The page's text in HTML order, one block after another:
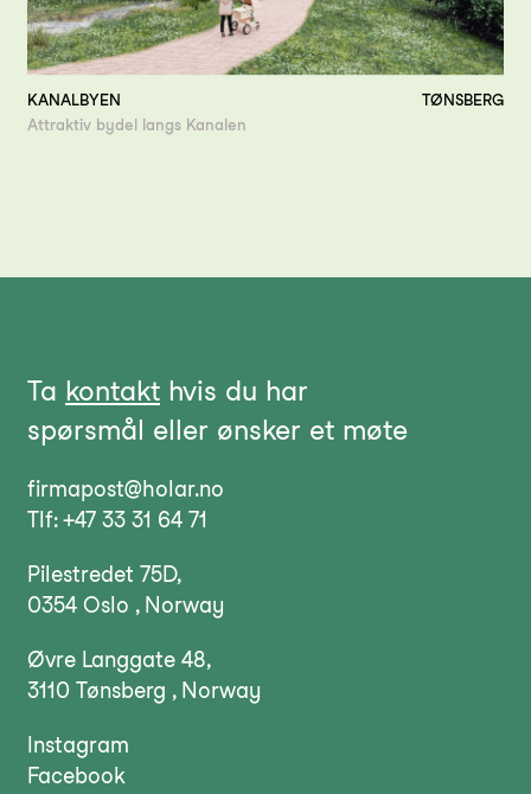
KANALBYEN
TØNSBERG
Attraktiv bydel langs Kanalen
Ta kontakt hvis du har
spørsmål eller ønsker et møte
firmapost@holar.no
Tlf: +47 33 31 64 71
Pilestredet 75D,
0354 Oslo , Norway
Øvre Langgate 48,
3110 Tønsberg , Norway
Instagram
Facebook